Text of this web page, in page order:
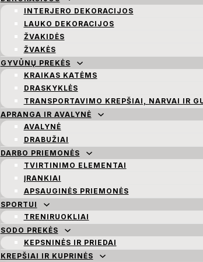
INTERJERO DEKORACIJOS
LAUKO DEKORACIJOS
ŽVAKIDĖS
ŽVAKĖS
GYVŪNŲ PREKĖS
KRAIKAS KATĖMS
DRASKYKLĖS
TRANSPORTAVIMO KREPŠIAI, NARVAI IR
APRANGA IR AVALYNĖ
AVALYNĖ
DRABUŽIAI
DARBO PRIEMONĖS
TVIRTINIMO ELEMENTAI
ĮRANKIAI
APSAUGINĖS PRIEMONĖS
SPORTUI
TRENIRUOKLIAI
SODO PREKĖS
KEPSNINĖS IR PRIEDAI
KREPŠIAI IR KUPRINĖS